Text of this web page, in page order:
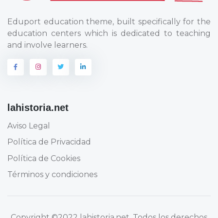
Eduport education theme, built specifically for the
education centers which is dedicated to teaching
and involve learners.
lahistoria.net
Aviso Legal
Política de Privacidad
Política de Cookies
Términos y condiciones